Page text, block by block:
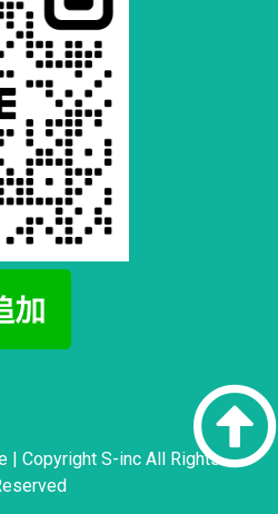
| Copyright S-inc All Rights